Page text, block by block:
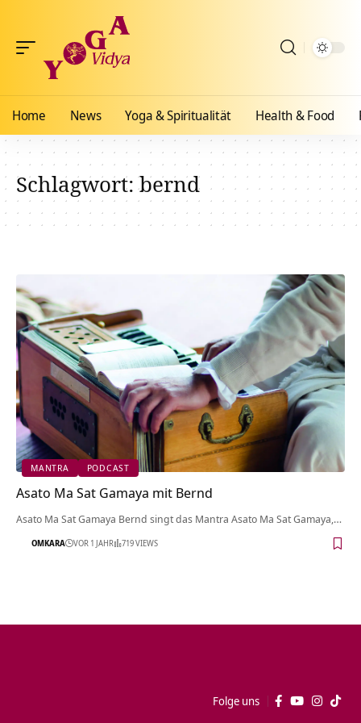
Home News Yoga & Spiritualität Health & Food
Schlagwort:bernd
MANTRA PODCAST
Asato Ma Sat Gamaya mit Bernd
Asato Ma Sat Gamaya Bernd singt das Mantra Asato Ma Sat Gamaya,…
OMKARA VOR 1 JAHR 719 VIEWS
Folge uns